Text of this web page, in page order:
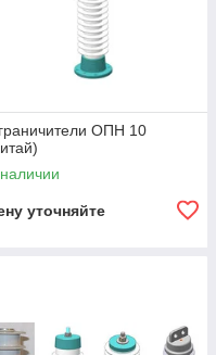
ОПН 10
уточняйте